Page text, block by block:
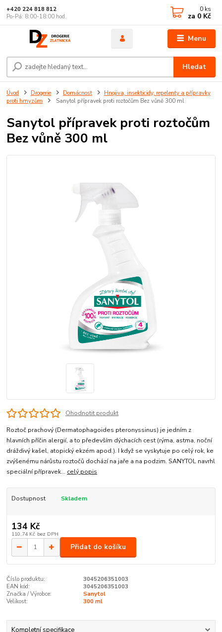
Menu
Hledat
+420 224 818 812
Po-Pá: 8:00-18:00 hod.
0 ks
za 0 Kč
Úvod Drogerie Domácnost
Hnojiva, insekticidy, repelenty a přípravky
proti hmyzům
Sanytol přípravek proti roztočům Bez vůně 300 ml
Sanytol přípravek proti roztočům
Bez vůně 300 ml
Ohodnotit produkt
Roztoč prachový (Dermatophagoides pteronyssinus) je jedním z
hlavních příčin alergií, a to především dýchacích cest (rýma, astma, noční
dráždivý kašel, atopický ekzém apod.). I když se vyskytuje po celý rok, ke
zvýšenému nárůstu roztočů dochází na jaře a na podzim. SANYTOL navrhl
speciální přípravek... celý popis
Dostupnost Skladem
134 Kč
110,74 Kč bez DPH
Přidat do košíku
Číslo produktu:
3045206351003
EAN kód:
3045206351003
Značka / Výrobce:
Sanytol
Velikost:
300 ml
Kompletní specifikace